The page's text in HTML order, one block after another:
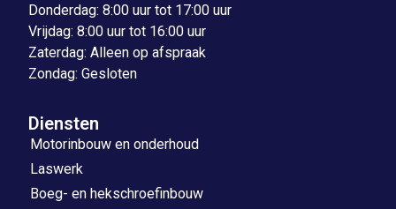
Donderdag: 8:00 uur tot 17:00 uur
Vrijdag: 8:00 uur tot 16:00 uur
Zaterdag: Alleen op afspraak
Zondag: Gesloten
Diensten
Motorinbouw en onderhoud
Laswerk
Boeg- en hekschroefinbouw